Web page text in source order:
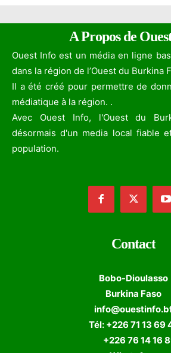
A Propos de
Ouest Info est un média en ligne
dans la région de l’Ouest du Burkina
Il a été créé pour permettre de
médiatique à la région. .
Avec Ouest Info, l'Ouest du
désormais d'un media local fiable
population.
Contact
Bobo-Dioulasso
Burkina Faso
Tél: +226 71 13 69
+226 76 14 16